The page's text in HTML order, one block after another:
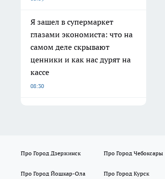
Я зашел в супермаркет
глазами экономиста: что на
самом деле скрывают
ценники и как нас дурят на
кассе
08:30
Про Город Дзержинск Про Город Чебоксары
Про Город Йошкар-Ола Про Город Курск